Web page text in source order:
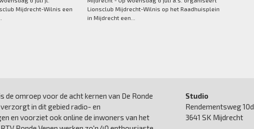
Mijdrecht-Wilnis een
Lionsclub Mijdrecht-Wilnis op het Raadhuisplein
in Mijdrecht een...
de omroep voor de acht kernen van De Ronde
in dit gebied radio- en
en voorziet ook online de inwoners van het
Studio
Rendementsweg 10d
3641 SK Mijdrecht